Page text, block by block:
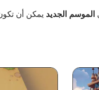
الموسم الجديد يمكن أن